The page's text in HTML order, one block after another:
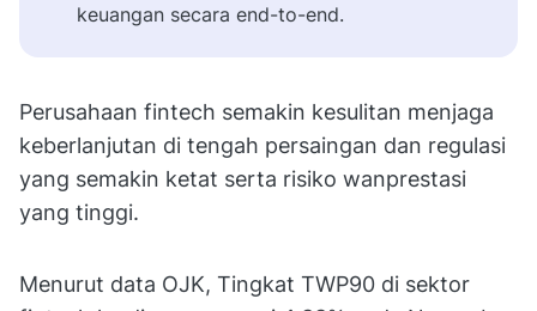
keuangan secara end-to-end.
Perusahaan fintech semakin kesulitan menjaga
keberlanjutan di tengah persaingan dan regulasi
yang semakin ketat serta risiko wanprestasi
yang tinggi.
Menurut data OJK, Tingkat TWP90 di sektor